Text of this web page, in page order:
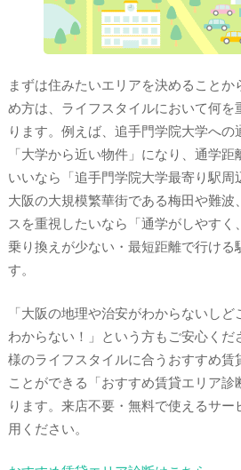
まずは住みたいエリアを決めること
め方は、ライフスタイルにおいて何を
ります。例えば、追手門学院大学への
「大学から近い物件」になり、通学
いいなら「追手門学院大学最寄り駅周
大阪の大規模繁華街である梅田や難波
スを重視したいなら「通学がしやす
乗り換えが少ない・最短距離で行ける
す。
「大阪の地理や治安がわからないし
わからない！」という方もご安心くだ
様のライフスタイルに合うおすすめ賃
ことができる「おすすめ賃貸エリア診
ります。来店不要・無料で使えるサー
用ください。